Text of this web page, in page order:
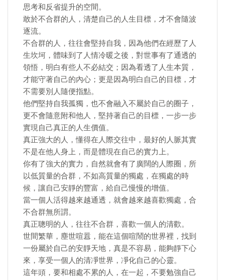
思考和反省提升的空間。
敢於不合群的人，清楚自己的人生目標，才不會隨波
逐流。
不合群的人，往往會堅持自我，因為他們在經歷了人
生坎坷，體味到了人情冷暖之後，對世事有了通透的
領悟，明白有些人不必結交；因為看透了人生本質，
才能守著自己的內心；更是因為明白自己的目標，才
不需要別人隨便指點。
他們堅持自我孤獨，也不會融入不屬於自己的圈子，
更不會隨意附和他人，堅持著自己的目標，一步一步
實現自己真正的人生價值。
真正強大的人，懂得在人際交往中，最好的人脈其實
不是在他人身上，而是體現在自己的實力上。
你有了強大的實力，自然就會有了廣闊的人際圈，所
以低質量的合群，不如高質量的獨處，在獨處的時
候，讓自己安靜的豐富，給自己慢慢的增值。
當一個人活得越來越通透，就會越來越喜歡獨處，合
不合群無所謂。
真正聰明的人，往往不合群，喜歡一個人的清歡。
世間繁華，塵世喧囂，能在這個喧鬧的世界裡，找到
一份屬於自己的安靜天地，真是不容易，能夠靜下心
來，享受一個人的清凈世界，凈化自己的心靈。
這年頭，要和相處不累的人，在一起，不要勉強自己